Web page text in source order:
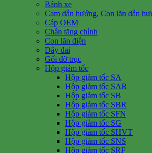
Bánh xe
Cam dẫn hướng, Con lăn dẫn
Cáp OEM
Chân tăng chỉnh
Con lăn điện
Dây đai
Gối đỡ trục
Hộp giảm tốc
Hộp giảm tốc SA
Hộp giảm tốc SAR
Hộp giảm tốc SB
Hộp giảm tốc SBR
Hộp giảm tốc SFN
Hộp giảm tốc SG
Hộp giảm tốc SHVT
Hộp giảm tốc SNS
Hộp giảm tốc SRF